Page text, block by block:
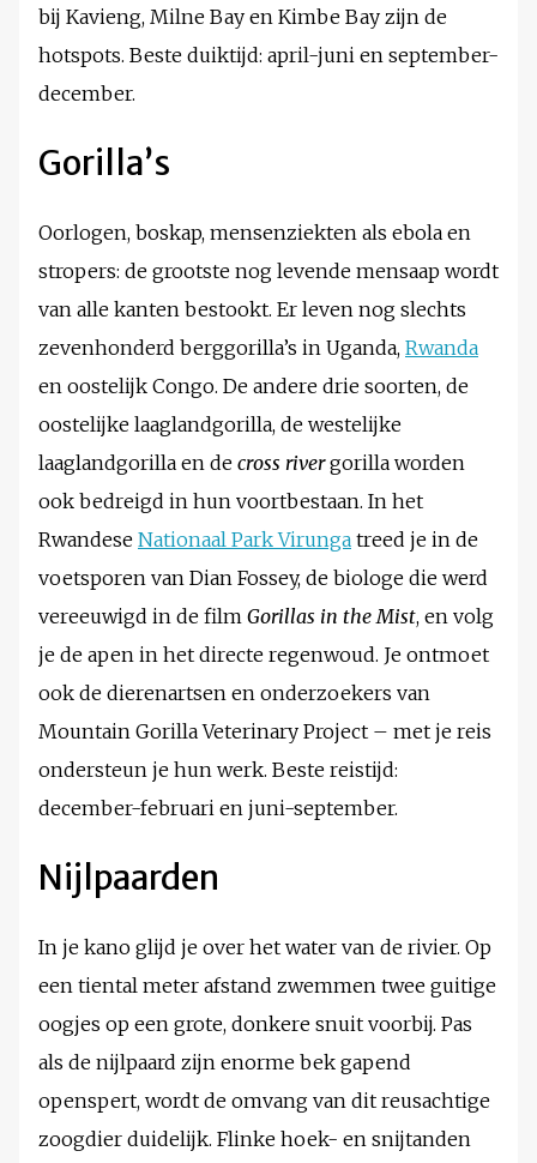
bij Kavieng, Milne Bay en Kimbe Bay zijn de
hotspots. Beste duiktijd: april-juni en september-
december.
Gorilla’s
Oorlogen, boskap, mensenziekten als ebola en
stropers: de grootste nog levende mensaap wordt
van alle kanten bestookt. Er leven nog slechts
zevenhonderd berggorilla’s in Uganda, Rwanda
en oostelijk Congo. De andere drie soorten, de
oostelijke laaglandgorilla, de westelijke
laaglandgorilla en de cross rivergorilla worden
ook bedreigd in hun voortbestaan. In het
Rwandese Nationaal Park Virunga treed je in de
voetsporen van Dian Fossey, de biologe die werd
vereeuwigd in de film Gorillas in the Mist, en volg
je de apen in het directe regenwoud. Je ontmoet
ook de dierenartsen en onderzoekers van
Mountain Gorilla Veterinary Project – met je reis
ondersteun je hun werk. Beste reistijd:
december-februari en juni-september.
Nijlpaarden
In je kano glijd je over het water van de rivier. Op
een tiental meter afstand zwemmen twee guitige
oogjes op een grote, donkere snuit voorbij. Pas
als de nijlpaard zijn enorme bek gapend
openspert, wordt de omvang van dit reusachtige
zoogdier duidelijk. Flinke hoek- en snijtanden